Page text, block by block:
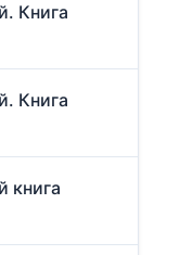
Книга
Книга
книга